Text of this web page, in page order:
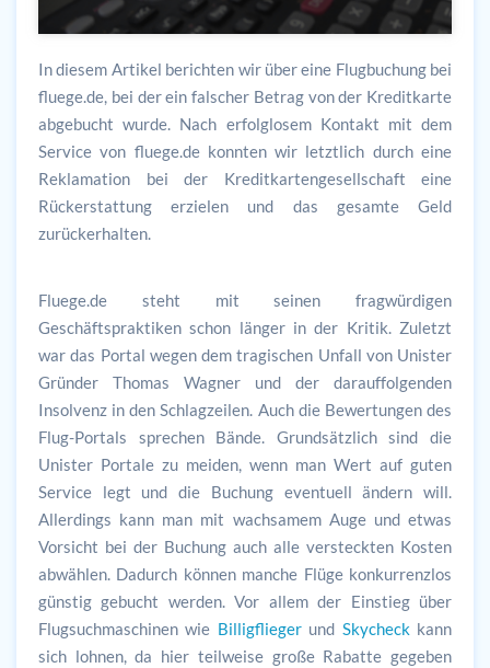
In diesem Artikel berichten wir über eine Flugbuchung bei
fluege.de, bei der ein falscher Betrag von der Kreditkarte
abgebucht wurde. Nach erfolglosem Kontakt mit dem
Service von fluege.de konnten wir letztlich durch eine
Reklamation bei der Kreditkartengesellschaft eine
Rückerstattung erzielen und das gesamte Geld
zurückerhalten.
Fluege.de steht mit seinen fragwürdigen
Geschäftspraktiken schon länger in der Kritik. Zuletzt
war das Portal wegen dem tragischen Unfall von Unister
Gründer Thomas Wagner und der darauffolgenden
Insolvenz in den Schlagzeilen. Auch die Bewertungen des
Flug-Portals sprechen Bände. Grundsätzlich sind die
Unister Portale zu meiden, wenn man Wert auf guten
Service legt und die Buchung eventuell ändern will.
Allerdings kann man mit wachsamem Auge und etwas
Vorsicht bei der Buchung auch alle versteckten Kosten
abwählen. Dadurch können manche Flüge konkurrenzlos
günstig gebucht werden. Vor allem der Einstieg über
Flugsuchmaschinen wie Billigfliegerund Skycheckkann
sich lohnen, da hier teilweise große Rabatte gegeben